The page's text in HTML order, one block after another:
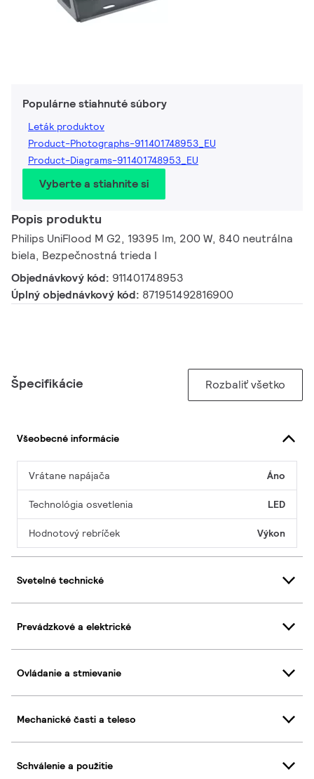
Populárne stiahnuté súbory
Leták produktov
Product-Photographs-911401748953_EU
Product-Diagrams-911401748953_EU
Vyberte a stiahnite si
Popis produktu
Philips UniFlood M G2, 19395 lm, 200 W, 840 neutrálna
biela, Bezpečnostná trieda I
Objednávkový kód: 911401748953
Úplný objednávkový kód: 871951492816900
Špecifikácie Rozbaliť všetko
Všeobecné informácie
Vrátane napájača Áno
Technológia osvetlenia LED
Hodnotový rebríček Výkon
Svetelné technické
Prevádzkové a elektrické
Ovládanie a stmievanie
Mechanické časti a teleso
Schválenie a použitie